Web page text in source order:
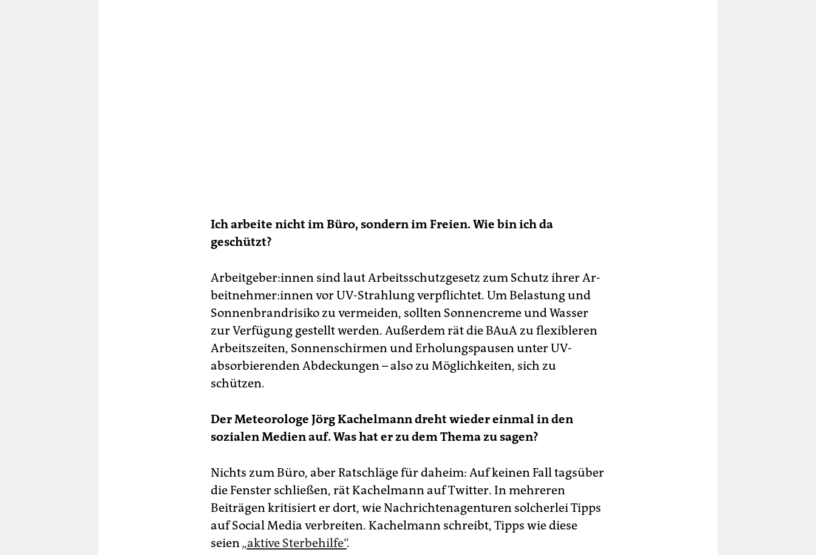
Ich arbeite nicht im Büro, sondern im Freien. Wie bin ich da
geschützt?
Ar­beit­ge­be­r:in­nen sind laut Arbeitsschutzgesetz zum Schutz ihrer Ar­
beit­neh­me­r:in­nen vor UV-Strahlung verpflichtet. Um Belastung und
Sonnenbrandrisiko zu vermeiden, sollten Sonnencreme und Wasser
zur Verfügung gestellt werden. Außerdem rät die BAuA zu flexibleren
Arbeitszeiten, Sonnenschirmen und Erholungspausen unter UV-
absorbierenden Abdeckungen – also zu Möglichkeiten, sich zu
schützen.
Der Meteorologe Jörg Kachelmann dreht wieder einmal in den
sozialen Medien auf. Was hat er zu dem Thema zu sagen?
Nichts zum Büro, aber Ratschläge für daheim: Auf keinen Fall tagsüber
die Fenster schließen, rät Kachelmann auf Twitter. In mehreren
Beiträgen kritisiert er dort, wie Nachrichtenagenturen solcherlei Tipps
auf Social Media verbreiten. Kachelmann schreibt, Tipps wie diese
seien„aktive Sterbehilfe“.